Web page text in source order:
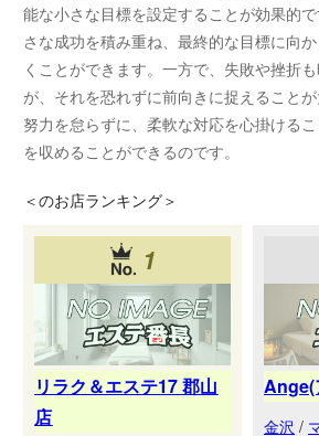
能な小さな目標を設定することが効果的
さな成功を積み重ね、最終的な目標に向
くことができます。一方で、失敗や挫折
が、それを恐れずに前向きに捉えること
努力を怠らずに、柔軟な対応を心掛ける
を収めることができるのです。
＜のお店ランキング＞
1
リラク＆エステ17 郡山
店
Ange(
金沢 /